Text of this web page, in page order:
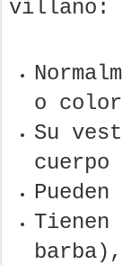
villano:
o
Su
cuerpo
barba),